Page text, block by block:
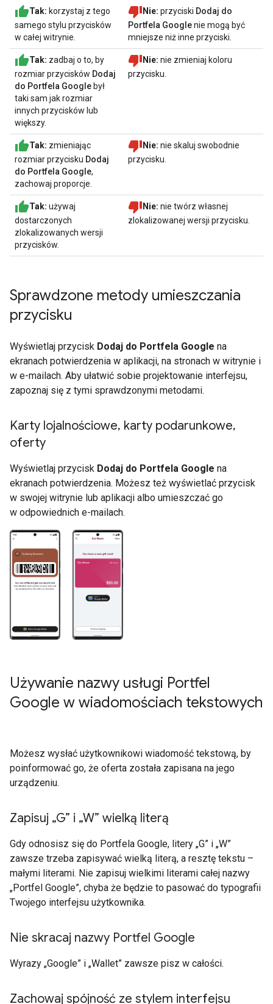
Tak: korzystaj z tego
samego stylu przycisków
w całej witrynie.
Nie: przyciski Dodaj do
Portfela Googlenie mogą być
mniejsze niż inne przyciski.
Tak: zadbaj o to, by
rozmiar przycisków Dodaj
do Portfela Google był
taki sam jak rozmiar
innych przycisków lub
większy.
Nie: nie zmieniaj koloru
przycisku.
Tak: zmieniając
rozmiar przycisku Dodaj
do Portfela Google,
zachowaj proporcje.
Nie: nie skaluj swobodnie
przycisku.
Tak: używaj
dostarczonych
zlokalizowanych wersji
przycisków.
Nie: nie twórz własnej
zlokalizowanej wersji przycisku.
Sprawdzone metody umieszczania
przycisku
Wyświetlaj przycisk Dodaj do Portfela Google na
ekranach potwierdzenia w aplikacji, na stronach w witrynie i
w e-mailach. Aby ułatwić sobie projektowanie interfejsu,
zapoznaj się z tymi sprawdzonymi metodami.
Karty lojalnościowe, karty podarunkowe,
oferty
Wyświetlaj przycisk Dodaj do Portfela Google na
ekranach potwierdzenia. Możesz też wyświetlać przycisk
w swojej witrynie lub aplikacji albo umieszczać go
w odpowiednich e-mailach.
Używanie nazwy usługi Portfel
Google w wiadomościach tekstowych
Możesz wysłać użytkownikowi wiadomość tekstową, by
poinformować go, że oferta została zapisana na jego
urządzeniu.
Zapisuj „G” i „W” wielką literą
Gdy odnosisz się do Portfela Google, litery „G” i „W”
zawsze trzeba zapisywać wielką literą, a resztę tekstu –
małymi literami. Nie zapisuj wielkimi literami całej nazwy
„Portfel Google”, chyba że będzie to pasować do typografii
Twojego interfejsu użytkownika.
Nie skracaj nazwy Portfel Google
Wyrazy „Google” i „Wallet” zawsze pisz w całości.
Zachowaj spójność ze stylem interfejsu